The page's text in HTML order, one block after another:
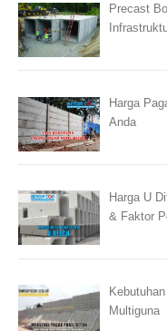
Precast
Harga
Anda
Harga U
& Faktor
Multiguna